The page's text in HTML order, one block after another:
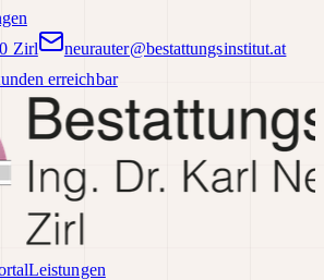
Zirl
neurauter@bestattungsinstitut.at
erreichbar
Leistungen